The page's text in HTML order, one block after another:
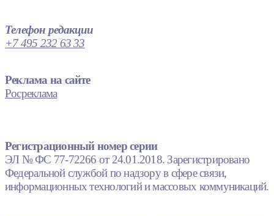
Телефон редакции
+7 495 232 63 33
Реклама на сайте
Росреклама
Регистрационный номер серии
ЭЛ № ФС 77-72266 от 24.01.2018. Зарегистрировано
Федеральной службой по надзору в сфере связи,
информационных технологий и массовых коммуникаций.